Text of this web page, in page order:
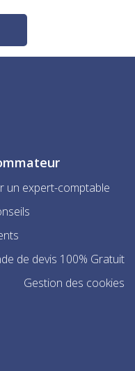
un expert-comptable
de devis 100% Gratuit
Gestion des cookies